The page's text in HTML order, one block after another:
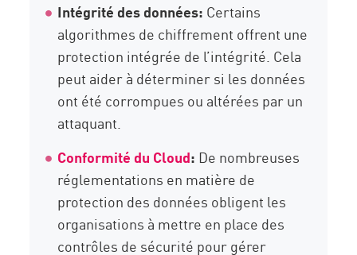
Intégrité des données: Certains
algorithmes de chiffrement offrent une
protection intégrée de l’intégrité. Cela
peut aider à déterminer si les données
ont été corrompues ou altérées par un
attaquant.
Conformité du Cloud: De nombreuses
réglementations en matière de
protection des données obligent les
organisations à mettre en place des
contrôles de sécurité pour gérer